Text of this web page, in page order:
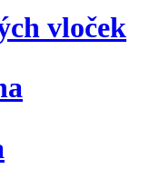
vloček